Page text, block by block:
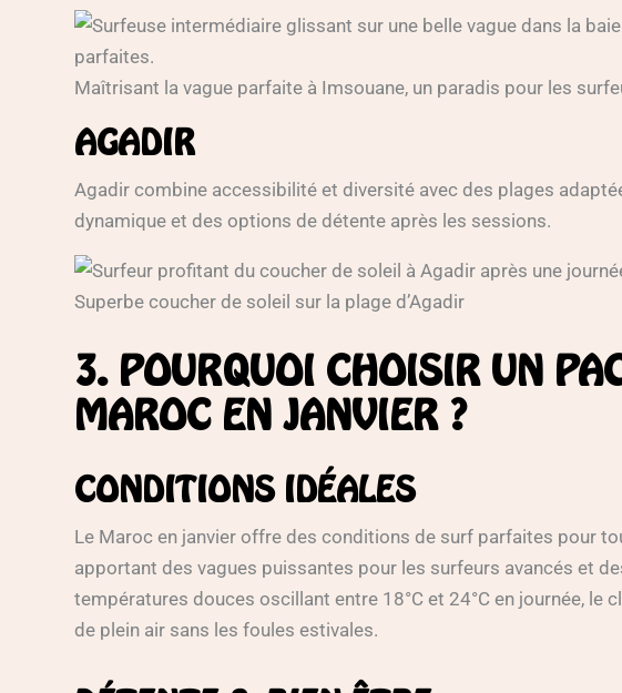
Maîtrisant la vague parfaite à Imsouane, un paradis pour les
AGADIR
Agadir combine accessibilité et diversité avec des plages
dynamique et des options de détente après les sessions.
Superbe coucher de soleil sur la plage d’Agadir
3. POURQUOI CHOISIR UN
MAROC EN JANVIER ?
CONDITIONS IDÉALES
Le Maroc en janvier offre des conditions de surf parfaites pour
apportant des vagues puissantes pour les surfeurs avancés et
températures douces oscillant entre 18°C et 24°C en journée,
de plein air sans les foules estivales.